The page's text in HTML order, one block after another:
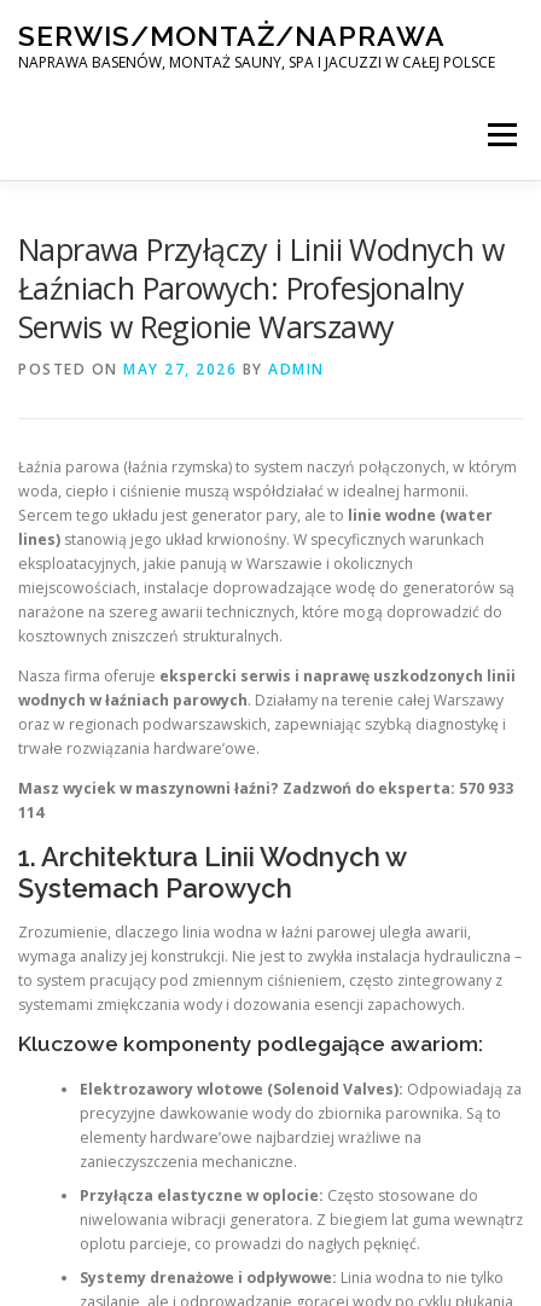
content
SERWIS/MONTAŻ/NAPRAWA
NAPRAWA BASENÓW, MONTAŻ SAUNY, SPA I JACUZZI W CAŁEJ POLSCE
Menu
MONTAŻ SAUNY, SPA, JACUZI W CAŁEJ POLSCE
Naprawa Przyłączy i Linii Wodnych w
Łaźniach Parowych: Profesjonalny
Serwis w Regionie Warszawy
POSTED ON MAY 27, 2026 BY ADMIN
Łaźnia parowa (łaźnia rzymska) to system naczyń połączonych, w którym
woda, ciepło i ciśnienie muszą współdziałać w idealnej harmonii.
Sercem tego układu jest generator pary, ale to linie wodne (water
lines) stanowią jego układ krwionośny. W specyficznych warunkach
eksploatacyjnych, jakie panują w Warszawie i okolicznych
miejscowościach, instalacje doprowadzające wodę do generatorów są
narażone na szereg awarii technicznych, które mogą doprowadzić do
kosztownych zniszczeń strukturalnych.
Nasza firma oferuje ekspercki serwis i naprawę uszkodzonych linii
wodnych w łaźniach parowych. Działamy na terenie całej Warszawy
oraz w regionach podwarszawskich, zapewniając szybką diagnostykę i
trwałe rozwiązania hardware’owe.
Masz wyciek w maszynowni łaźni? Zadzwoń do eksperta: 570 933
114
1. Architektura Linii Wodnych w
Systemach Parowych
Zrozumienie, dlaczego linia wodna w łaźni parowej uległa awarii,
wymaga analizy jej konstrukcji. Nie jest to zwykła instalacja hydrauliczna –
to system pracujący pod zmiennym ciśnieniem, często zintegrowany z
systemami zmiękczania wody i dozowania esencji zapachowych.
Kluczowe komponenty podlegające awariom:
Elektrozawory wlotowe (Solenoid Valves): Odpowiadają za
precyzyjne dawkowanie wody do zbiornika parownika. Są to
elementy hardware’owe najbardziej wrażliwe na
zanieczyszczenia mechaniczne.
Przyłącza elastyczne w oplocie: Często stosowane do
niwelowania wibracji generatora. Z biegiem lat guma wewnątrz
oplotu parcieje, co prowadzi do nagłych pęknięć.
Systemy drenażowe i odpływowe: Linia wodna to nie tylko
zasilanie, ale i odprowadzanie gorącej wody po cyklu płukania